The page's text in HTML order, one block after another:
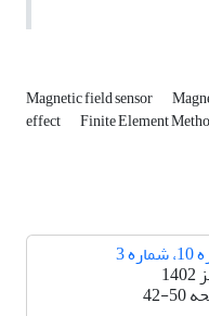
Magnetic field sensor
effect Finite Element
3
42-50